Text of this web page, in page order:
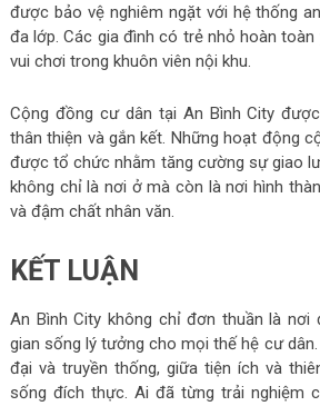
được bảo vệ nghiêm ngặt với hệ thống
đa lớp. Các gia đình có trẻ nhỏ hoàn
vui chơi trong khuôn viên nội khu.
Cộng đồng cư dân tại An Bình City
thân thiện và gắn kết. Những hoạt động
được tổ chức nhằm tăng cường sự giao
không chỉ là nơi ở mà còn là nơi hình
và đậm chất nhân văn.
KẾT LUẬN
An Bình City không chỉ đơn thuần là nơi
gian sống lý tưởng cho mọi thế hệ cư
đại và truyền thống, giữa tiện ích và
sống đích thực. Ai đã từng trải nghiệm